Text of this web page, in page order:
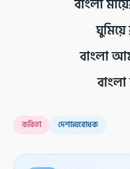
বাংলা
বাংলা
কবিতা দেশাত্মবোধক